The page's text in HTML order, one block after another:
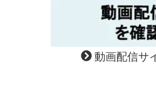
動画配信サ